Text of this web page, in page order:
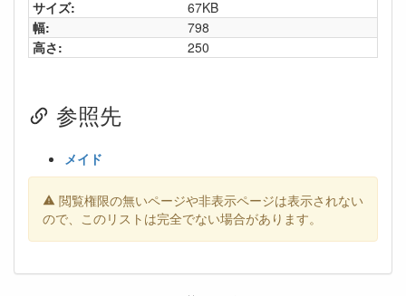
サイズ:
67KB
幅:
798
高さ:
250
参照先
メイド
閲覧権限の無いページや非表示ページは表示されない
ので、このリストは完全でない場合があります。